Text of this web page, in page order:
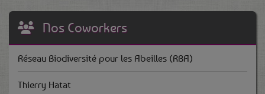
Nos Coworkers
Réseau Biodiversité pour les Abeilles (RBA)
Thierry Hatat